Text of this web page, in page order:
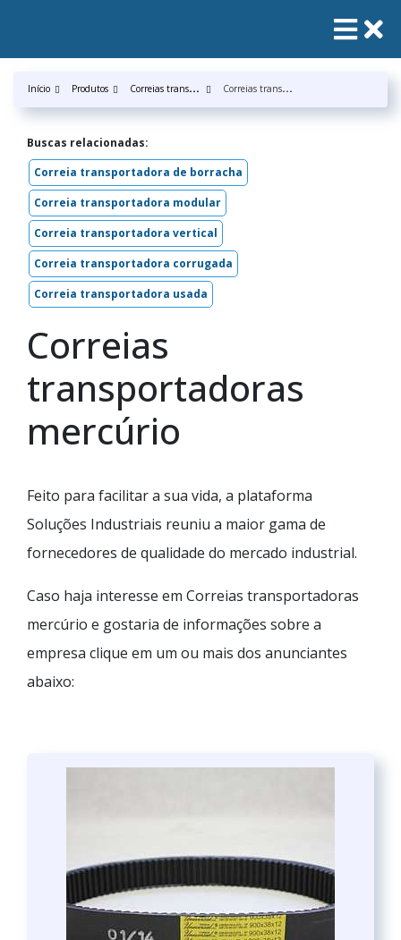
Início Produtos C
orreias transportadora C
orreias transportadoras mercúrio
Buscas relacionadas:
Correia transportadora de borracha
Correia transportadora modular
Correia transportadora vertical
Correia transportadora corrugada
Correia transportadora usada
Correias
transportadoras
mercúrio
Feito para facilitar a sua vida, a plataforma
Soluções Industriais reuniu a maior gama de
fornecedores de qualidade do mercado industrial.
Caso haja interesse em Correias transportadoras
mercúrio e gostaria de informações sobre a
empresa clique em um ou mais dos anunciantes
abaixo: